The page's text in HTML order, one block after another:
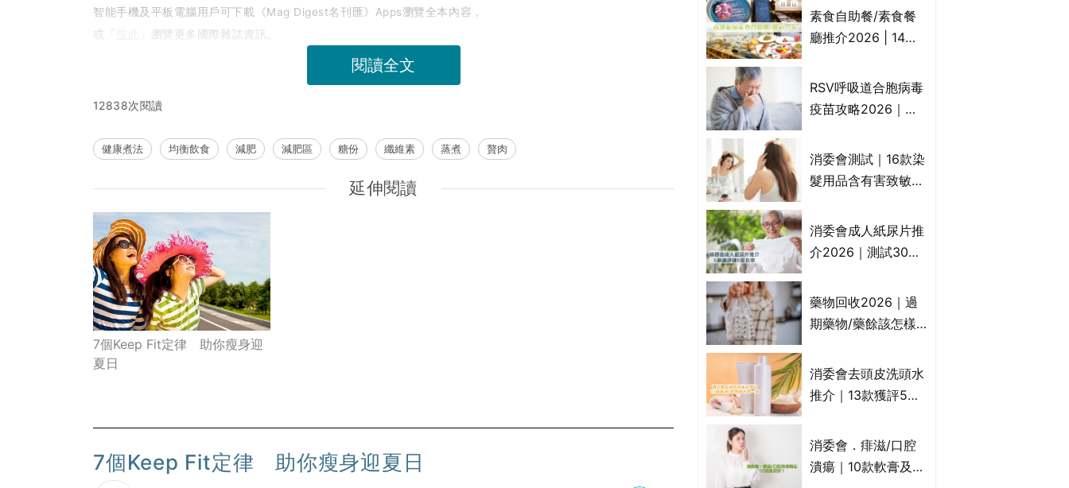
智能手機及平板電腦用戶可下載《Mag Digest名刊匯》Apps瀏覽全本內容，
或「
按此 」瀏覽更多國際雜誌資訊。
閱讀全文
12838次閱讀
健康煮法 均衡飲食 減肥 減肥區 糖份 纖維素 蒸煮 贅肉
延伸閱讀
7個Keep Fit定律 助你瘦身迎
夏日
7個Keep Fit定律 助你瘦身迎夏日
播、風險與預防方法
一文睇
素食自助餐/素食餐
廳推介2026 | 14間
中式/印度/東南亞/港
式/Fusion素食齋菜
RSV呼吸道合胞病毒
疫苗攻略2026｜
高危？RSV疫苗價錢
比較、打針後反應處
消委會測試｜16款染
髮用品含有害致敏物
介!50惠、Return回
本、Furnte、Rerise
消委會成人紙尿片推
介2026｜測試30款
滲墊防漏表現/回滲/
化學物質檢測等｜5
藥物回收2026｜過
期藥物/藥餘該怎樣
地點一覽｜屈臣氏、
萬寧、首衛、綠領行
消委會去頭皮洗頭水
推介｜13款獲評5星
KLORANE、沙宣、
呂、LUX等上榜｜4
消委會．痱滋/口腔
潰瘍｜10款軟膏及啫